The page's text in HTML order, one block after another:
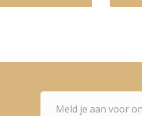
Meld je aan voor